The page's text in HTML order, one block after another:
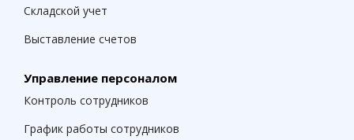
Складской учет
Выставление счетов
Управление персоналом
Контроль сотрудников
График работы сотрудников